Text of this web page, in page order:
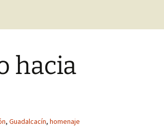
hacia
, Guadalcacín, homenaje